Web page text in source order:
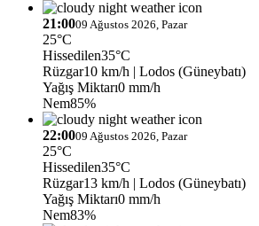
21:0009 Ağustos 2026, Pazar
25°C
Hissedilen35°C
Rüzgar10 km/h | Lodos (Güneybatı)
Yağış Miktarı0 mm/h
Nem85%
22:0009 Ağustos 2026, Pazar
25°C
Hissedilen35°C
Rüzgar13 km/h | Lodos (Güneybatı)
Yağış Miktarı0 mm/h
Nem83%